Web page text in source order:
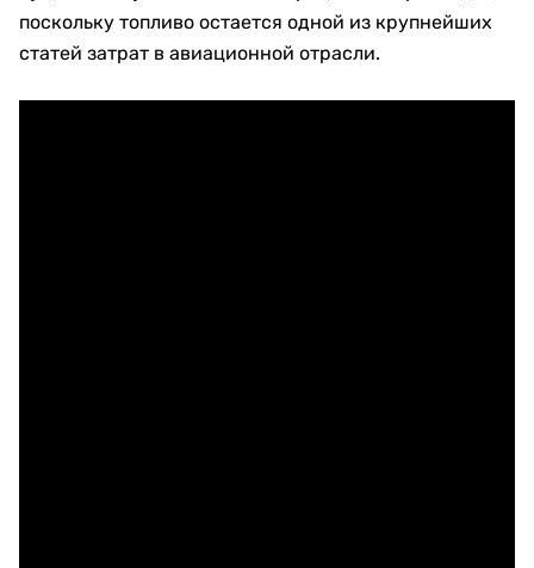
поскольку топливо остается одной из крупнейших
статей затрат в авиационной отрасли.